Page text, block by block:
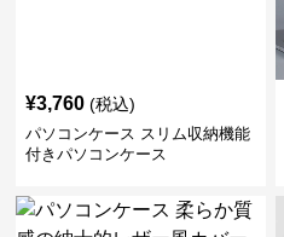
¥3,760 (税込)
パソコンケース スリム収納機能
付きパソコンケース